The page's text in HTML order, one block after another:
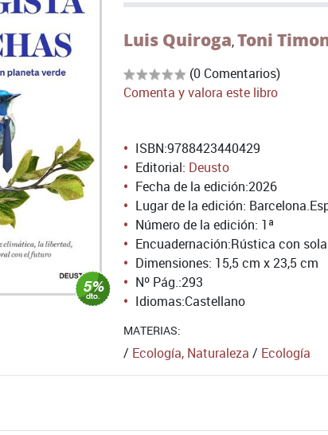
Luis Quiroga,Toni
(0 Comentarios)
Comenta y valora este libro
ISBN:9788423440429
Editorial: Deusto
Fecha de la edición:2026
Lugar de la edición:
Número de la edición: 1ª
Encuadernación:Rústica con
Dimensiones: 15,5 cm x 23,5 cm
Nº Pág.:293
Idiomas:Castellano
MATERIAS:
/ Ecología, Naturaleza / Ecología